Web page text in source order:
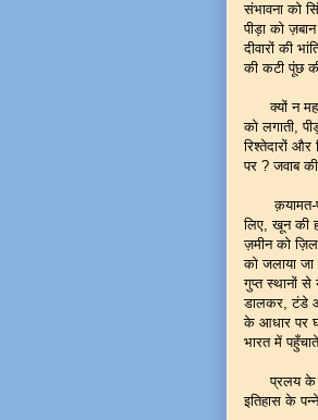
संभावना को
पीड़ा को
दीवारों की
की कटी पूंछ
क्यों न
को लगाती,
रिश्तेदारों
पर ? जवाब
लिए, खून की
ज़मीन को
को जलाया जा
गुप्त स्थानों
डालकर, टंडे
के आधार पर
भारत में
प्रलय के
इतिहास के